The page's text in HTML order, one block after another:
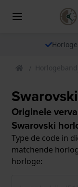
Originele
Swarovski
Type de code in
matchende
horloge: